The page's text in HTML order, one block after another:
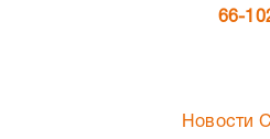
66-
Новости